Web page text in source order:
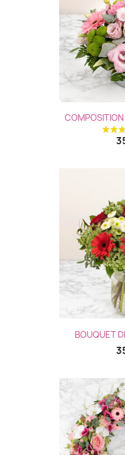
COMPOSITION
BOUQUET